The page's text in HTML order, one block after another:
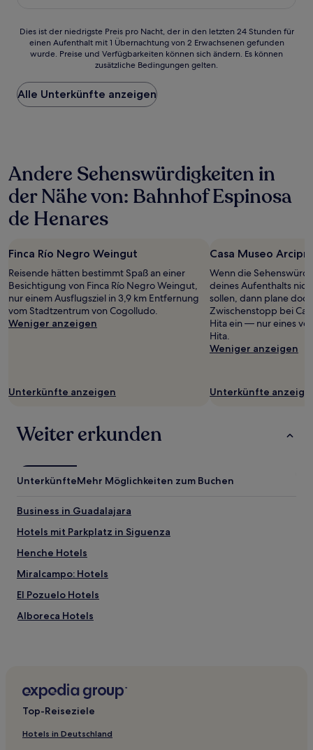
Dies
der
Preis
pro
Nacht,
24 Stunden
für
einen
Aufenthalt
mit
2 Erwachsenen
gefunden
wurde.
Preise
und
Verfügbarkeiten
zusätzliche
Dies ist der niedrigste Preis pro Nacht, der in den letzten 24 Stunden für
einen Aufenthalt mit 1 Übernachtung von 2 Erwachsenen gefunden
wurde. Preise und Verfügbarkeiten können sich ändern. Es können
zusätzliche Bedingungen gelten.
Alle Unterkünfte anzeigen
Andere Sehenswürdigkeiten in
der Nähe von: Bahnhof Espinosa
de Henares
Finca Río Negro Weingut
Reisende hätten bestimmt Spaß an einer
Besichtigung von Finca Río Negro Weingut,
nur einem Ausflugsziel in 3,9 km Entfernung
vom Stadtzentrum von Cogolludo.
Weniger anzeigen
Unterkünfte anzeigen
Casa Museo
Wenn die
deines Aufenthalts
sollen, dann plane
Zwischenstopp bei
Hita ein — nur eines
Hita.
Weniger anzeigen
Unterkünfte
Weiter erkunden
UnterkünfteMehr Möglichkeiten zum Buchen
Business in Guadalajara
Hotels mit Parkplatz in Siguenza
Henche Hotels
Miralcampo: Hotels
El Pozuelo Hotels
Alboreca Hotels
La Bodera Hotels
La Miñosa Hotels
Alcuneza Hotels
Top-Reiseziele
Hotels in Deutschland